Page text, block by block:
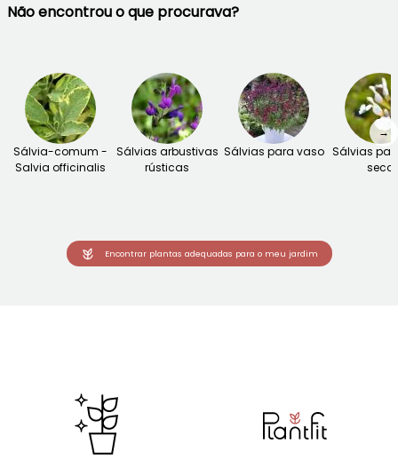
Não encontrou o que procurava?
Sálvia-comum -
Salvia officinalis
Sálvias arbustivas
rústicas
Sálvias para vaso Sálvias
seco
→
Encontrar plantas adequadas para o meu jardim